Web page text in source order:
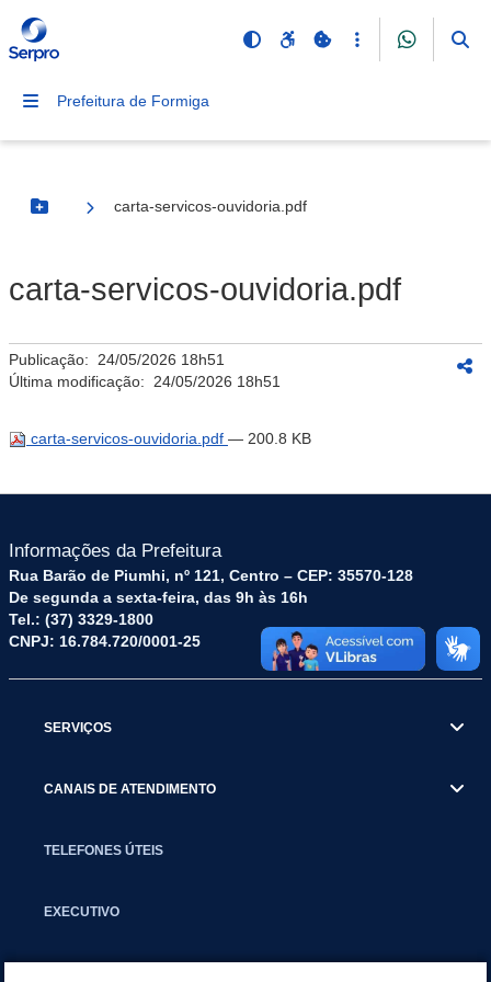
Prefeitura de Formiga
Botão Menu
carta-servicos-ouvidoria.pdf
carta-servicos-ouvidoria.pdf
Publicação: 24/05/2026 18h51
Última modificação: 24/05/2026 18h51
carta-servicos-ouvidoria.pdf — 200.8 KB
Informações da Prefeitura
Rua Barão de Piumhi, nº 121, Centro – CEP: 35570-128
De segunda a sexta-feira, das 9h às 16h
Tel.: (37) 3329-1800
CNPJ: 16.784.720/0001-25
SERVIÇOS
CANAIS DE ATENDIMENTO
TELEFONES ÚTEIS
EXECUTIVO